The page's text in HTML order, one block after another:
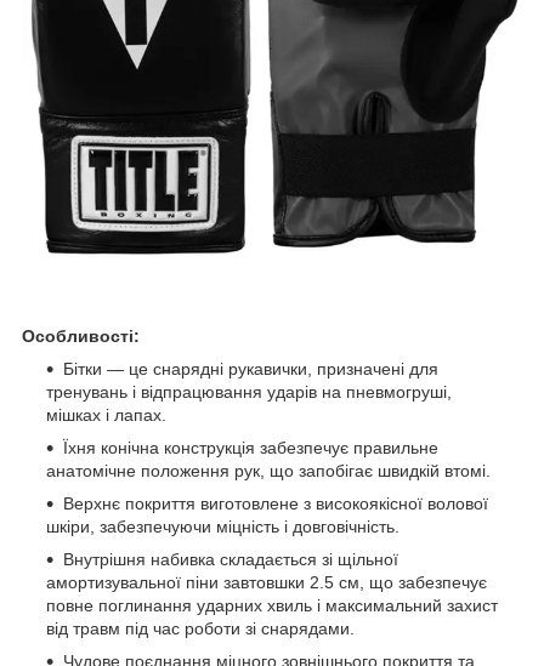
Особливості:
Бітки — це снарядні рукавички, призначені для
тренувань і відпрацювання ударів на пневмогруші,
мішках і лапах.
Їхня конічна конструкція забезпечує правильне
анатомічне положення рук, що запобігає швидкій втомі.
Верхнє покриття виготовлене з високоякісної волової
шкіри, забезпечуючи міцність і довговічність.
Внутрішня набивка складається зі щільної
амортизувальної піни завтовшки 2.5 см, що забезпечує
повне поглинання ударних хвиль і максимальний захист
від травм під час роботи зі снарядами.
Чудове поєднання міцного зовнішнього покриття та